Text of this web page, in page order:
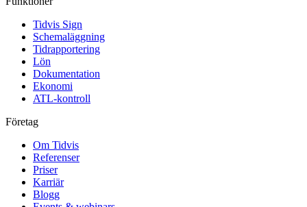
Tidvis Sign
Schemaläggning
Tidrapportering
Lön
Dokumentation
Ekonomi
ATL-kontroll
Företag
Om Tidvis
Referenser
Priser
Karriär
Blogg